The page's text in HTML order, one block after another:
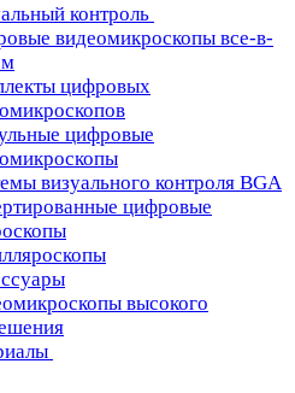
контроль
видеомикроскопы все-в-
цифровых
цифровые
визуального контроля BGA
цифровые
высокого